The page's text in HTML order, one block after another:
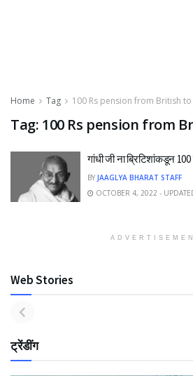
Home Tag 100 Rs pension from British
Tag: 100 Rs pension from
गांधी जी ना ब्रिटिशांकडून
BY JAAGLYA BHARAT STAFF
OCTOBER 4, 2022 -
Web Stories
ट्रेंडींग